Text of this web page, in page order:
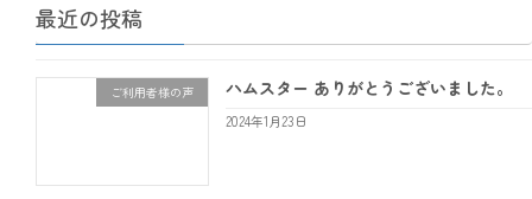
最近の投稿
ご利用者様の声 ハムスター ありがとうございました。
2024年1月23日